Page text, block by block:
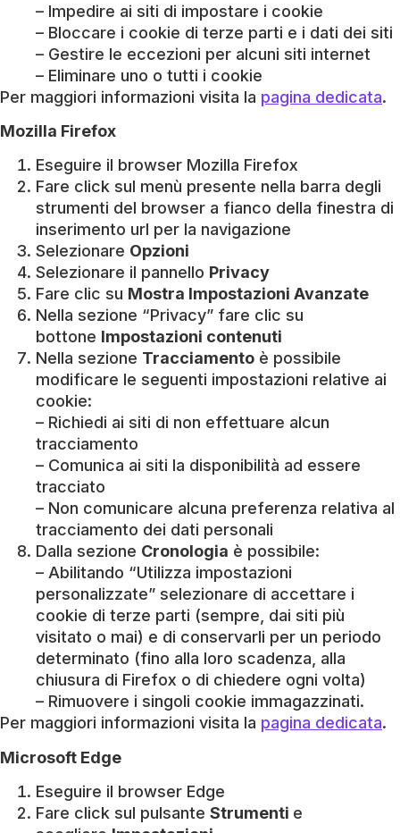
– Impedire ai siti di impostare i cookie
– Bloccare i cookie di terze parti e i dati dei siti
– Gestire le eccezioni per alcuni siti internet
– Eliminare uno o tutti i cookie
Per maggiori informazioni visita la pagina dedicata.
Mozilla Firefox
Eseguire il browser Mozilla Firefox
Fare click sul menù presente nella barra degli
strumenti del browser a fianco della finestra di
inserimento url per la navigazione
Selezionare Opzioni
Selezionare il pannello Privacy
Fare clic su Mostra Impostazioni Avanzate
Nella sezione “Privacy” fare clic su
bottone Impostazioni contenuti
Nella sezione Tracciamento è possibile
modificare le seguenti impostazioni relative ai
cookie:
– Richiedi ai siti di non effettuare alcun
tracciamento
– Comunica ai siti la disponibilità ad essere
tracciato
– Non comunicare alcuna preferenza relativa al
tracciamento dei dati personali
Dalla sezione Cronologia è possibile:
– Abilitando “Utilizza impostazioni
personalizzate” selezionare di accettare i
cookie di terze parti (sempre, dai siti più
visitato o mai) e di conservarli per un periodo
determinato (fino alla loro scadenza, alla
chiusura di Firefox o di chiedere ogni volta)
– Rimuovere i singoli cookie immagazzinati.
Per maggiori informazioni visita la pagina dedicata.
Microsoft Edge
Eseguire il browser Edge
Fare click sul pulsante Strumenti e